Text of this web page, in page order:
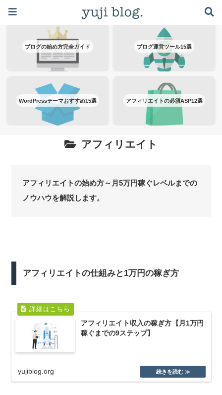
ブログの始め方完全ガイド ブログ運営ツール15選
WordPressテーマおすすめ15選 アフィリエイトの必須ASP12選
アフィリエイト
アフィリエイトの始め方～月5万円稼ぐレベルまでの
ノウハウを解説します。
アフィリエイトの仕組みと1万円の稼ぎ方
アフィリエイト収入の稼ぎ方【月1万円
稼ぐまでの9ステップ】
yujiblog.org